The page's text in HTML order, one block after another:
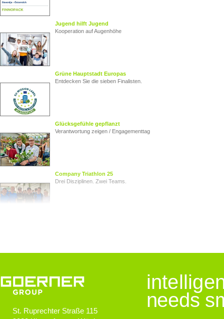
Jugend hilft Jugend
Kooperation auf Augenhöhe
Grüne Hauptstadt Europas
Entdecken Sie die sieben Finalisten.
Glücksgefühle gepflanzt
Verantwortung zeigen / Engagementtag
Company Triathlon 25
Drei Disziplinen. Zwei Teams.
Goerner Group unterstützt JUNO
St. Ruprechter Straße 115
needs